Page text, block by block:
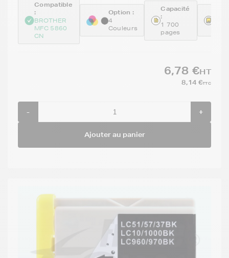
Compatible
:
BROTHER
MFC 5860
CN
Option :
4
Couleurs
Capacité
:
1 700
pages
6,78 €HT
8,14 €TTC
- +
Ajouter au panier